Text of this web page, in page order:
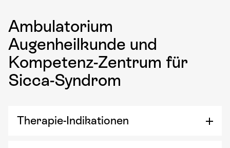
Ambulatorium
Augenheilkunde und
Kompetenz-Zentrum für
Sicca-Syndrom
Therapie-Indikationen